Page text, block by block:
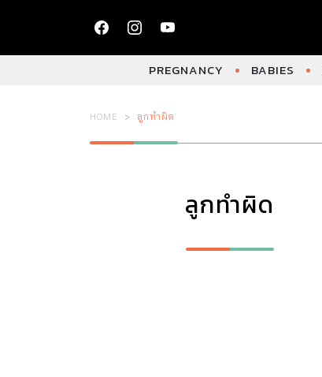
PREGNANCY BABIES
HOME ลูกทำผิด
ลูกทำผิด